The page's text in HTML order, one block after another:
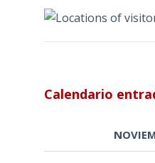
Calendario